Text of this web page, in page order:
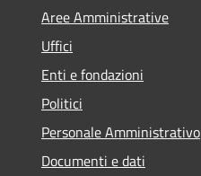
Aree Amministrative
Uffici
Enti e fondazioni
Politici
Personale Amministrativo
Documenti e dati